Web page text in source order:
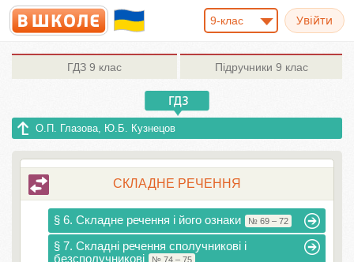
9-клас
ГДЗ 9 клас Підручники 9 клас
О.П. Глазова, Ю.Б. Кузнецов
СКЛАДНЕ РЕЧЕННЯ
§ 6. Складне речення і його ознаки № 69 – 72
§ 7. Складні речення сполучникові і
безсполучникові
№ 74 – 75